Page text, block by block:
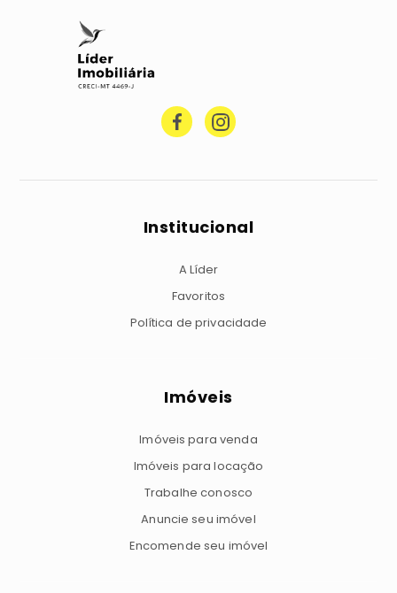
Institucional
A Líder
Favoritos
Política de privacidade
Imóveis
Imóveis para venda
Imóveis para locação
Trabalhe conosco
Anuncie seu imóvel
Encomende seu imóvel